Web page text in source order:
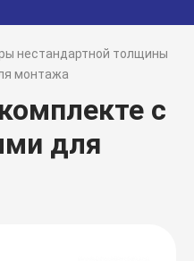
нестандартной толщины
монтажа
с
для